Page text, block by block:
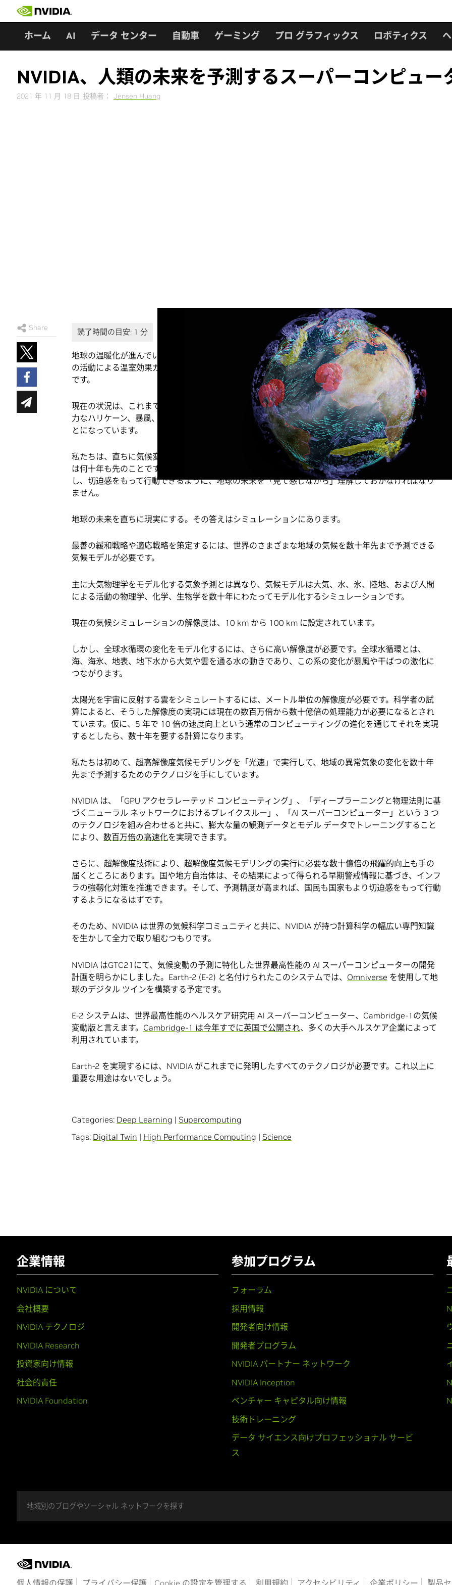
ホーム AI データ センター 自動車 ゲーミング プロ グラフィックス ロボティクス
NVIDIA、人類の未来を予測するスーパーコンピュ
2021 年 11 月 18 日 投稿者： Jensen Huang
Share
地球の温暖化が進んでいます。
世界平均気温は、観測史上最高を 7 年連続で更新し続けており、人間
の活動による温室効果ガスの排出が原因で、1850 年から 1900 年までの間で約 1.1°C 上昇しているの
です。
現在の状況は、これまでの地球の変化とはまったく異なります。歴史的な干ばつ、前例のない熱波、強
力なハリケーン、暴風、大洪水といった異常気象が相次いでおり、もはや気象災害はごく当たり前のこ
とになっています。
私たちは、直ちに気候変動に立ち向かう必要があります。とはいえ、取り組みの効果が現れ始めるの
は何十年も先のことです。そんな先のことのために行動を起こすことは容易ではありません。しか
し、切迫感をもって行動できるように、地球の未来を「見て感じながら」理解しておかなければなり
ません。
地球の未来を直ちに現実にする。その答えはシミュレーションにあります。
最善の緩和戦略や適応戦略を策定するには、世界のさまざまな地域の気候を数十年先まで予測できる
気候モデルが必要です。
主に大気物理学をモデル化する気象予測とは異なり、気候モデルは大気、水、氷、陸地、および人間
による活動の物理学、化学、生物学を数十年にわたってモデル化するシミュレーションです。
現在の気候シミュレーションの解像度は、10 km から 100 km に設定されています。
しかし、全球水循環の変化をモデル化するには、さらに高い解像度が必要です。全球水循環とは、
海、海氷、地表、地下水から大気や雲を通る水の動きであり、この系の変化が暴風や干ばつの激化に
つながります。
太陽光を宇宙に反射する雲をシミュレートするには、メートル単位の解像度が必要です。科学者の試
算によると、そうした解像度の実現には現在の数百万倍から数十億倍の処理能力が必要になるとされ
ています。仮に、5 年で 10 倍の速度向上という通常のコンピューティングの進化を通じてそれを実現
するとしたら、数十年を要する計算になります。
私たちは初めて、超高解像度気候モデリングを「光速」で実行して、地域の異常気象の変化を数十年
先まで予測するためのテクノロジを手にしています。
NVIDIA は、「GPU アクセラレーテッド コンピューティング」、「ディープラーニングと物理法則に基
づくニューラル ネットワークにおけるブレイクスルー」、「AI スーパーコンピューター」という 3 つ
のテクノロジを組み合わせると共に、膨大な量の観測データとモデル データでトレーニングすること
により、 数百万倍の高速化を実現できます。
さらに、超解像度技術により、超解像度気候モデリングの実行に必要な数十億倍の飛躍的向上も手の
届くところにあります。国や地方自治体は、その結果によって得られる早期警戒情報に基づき、インフ
ラの強靱化対策を推進できます。そして、予測精度が高まれば、国民も国家もより切迫感をもって行動
するようになるはずです。
そのため、NVIDIA は世界の気候科学コミュニティと共に、NVIDIA が持つ計算科学の幅広い専門知識
を生かして全力で取り組むつもりです。
NVIDIA はGTC21にて、気候変動の予測に特化した世界最高性能の AI スーパーコンピューターの開発
計画を明らかにしました。Earth-2 (E-2) と名付けられたこのシステムでは、 Omniverse を使用して地
球のデジタル ツインを構築する予定です。
E-2 システムは、世界最高性能のヘルスケア研究用 AI スーパーコンピューター、Cambridge-1の気候
変動版と言えます。 Cambridge-1 は今年すでに英国で公開され、多くの大手ヘルスケア企業によって
利用されています。
Earth-2 を実現するには、NVIDIA がこれまでに発明したすべてのテクノロジが必要です。これ以上に
重要な用途はないでしょう。
Categories: Deep Learning | Supercomputing
Tags: Digital Twin | High Performance Computing | Science
企業情報
NVIDIA について
会社概要
NVIDIA テクノロジ
NVIDIA Research
投資家向け情報
社会的責任
NVIDIA Foundation
参加プログラム
フォーラム
採用情報
開発者向け情報
開発者プログラム
NVIDIA パートナー ネットワーク
NVIDIA Inception
ベンチャー キャピタル向け情報
技術トレーニング
データ サイエンス向けプロフェッショナル サービ
ス
地域別のブログやソーシャル ネットワークを探す
個人情報の保護 プライバシー保護 Cookie の設定を管理する 利用規約 アクセシビリティ 企業ポリシー 製品